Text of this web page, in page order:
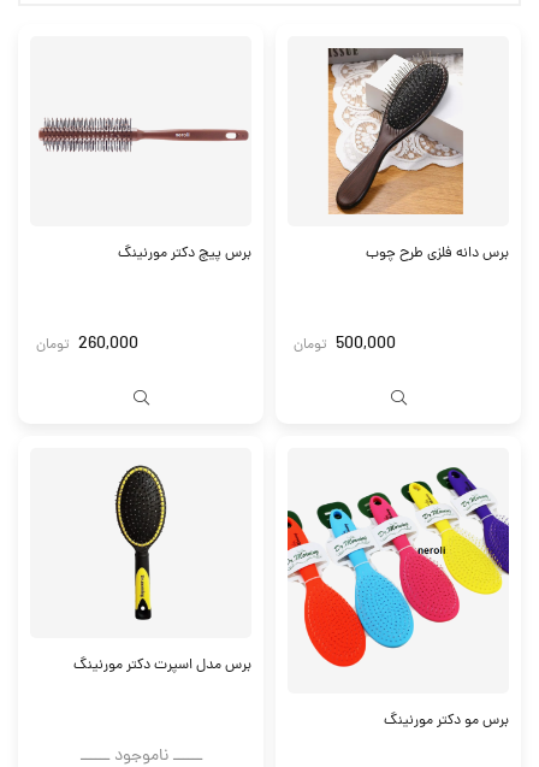
برس دانه فلزی طرح چوب
500,000 تومان
برس پیچ دکتر مورنینگ
260,000 تومان
برس مو دکتر مورنینگ
برس مدل اسپرت دکتر مورنینگ
ــــــ ناموجود ــــــ